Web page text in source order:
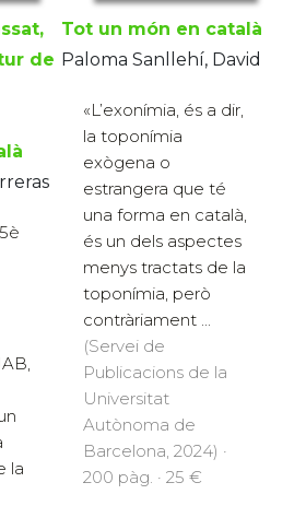
de
la
Tot un món en català
Paloma Sanllehí, David
«L’exonímia, és a dir,
la toponímia
exògena o
estrangera que té
una forma en català,
és un dels aspectes
menys tractats de la
toponímia, però
contràriament ...
(Servei de
Publicacions de la
Universitat
Autònoma de
Barcelona, 2024) ·
200 pàg. · 25 €